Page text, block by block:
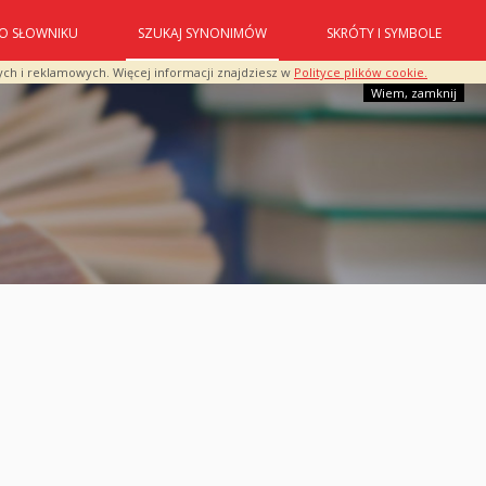
i reklamowych. Więcej informacji znajdziesz w Polityce plików cookie.
Wiem, zamknij
O SŁOWNIKU SZUKAJ SYNONIMÓW SKRÓTY I SYMBOLE